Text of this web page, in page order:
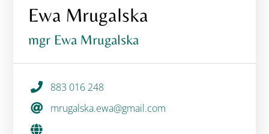
Ewa Mrugalska
mgr Ewa Mrugalska
883 016 248
mrugalska.ewa@gmail.com